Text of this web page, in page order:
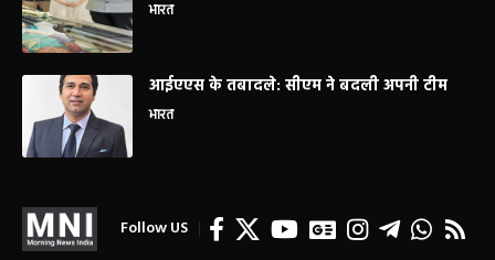
भारत
आईएएस के तबादले: सीएम ने बदली अपनी टीम
भारत
Follow US